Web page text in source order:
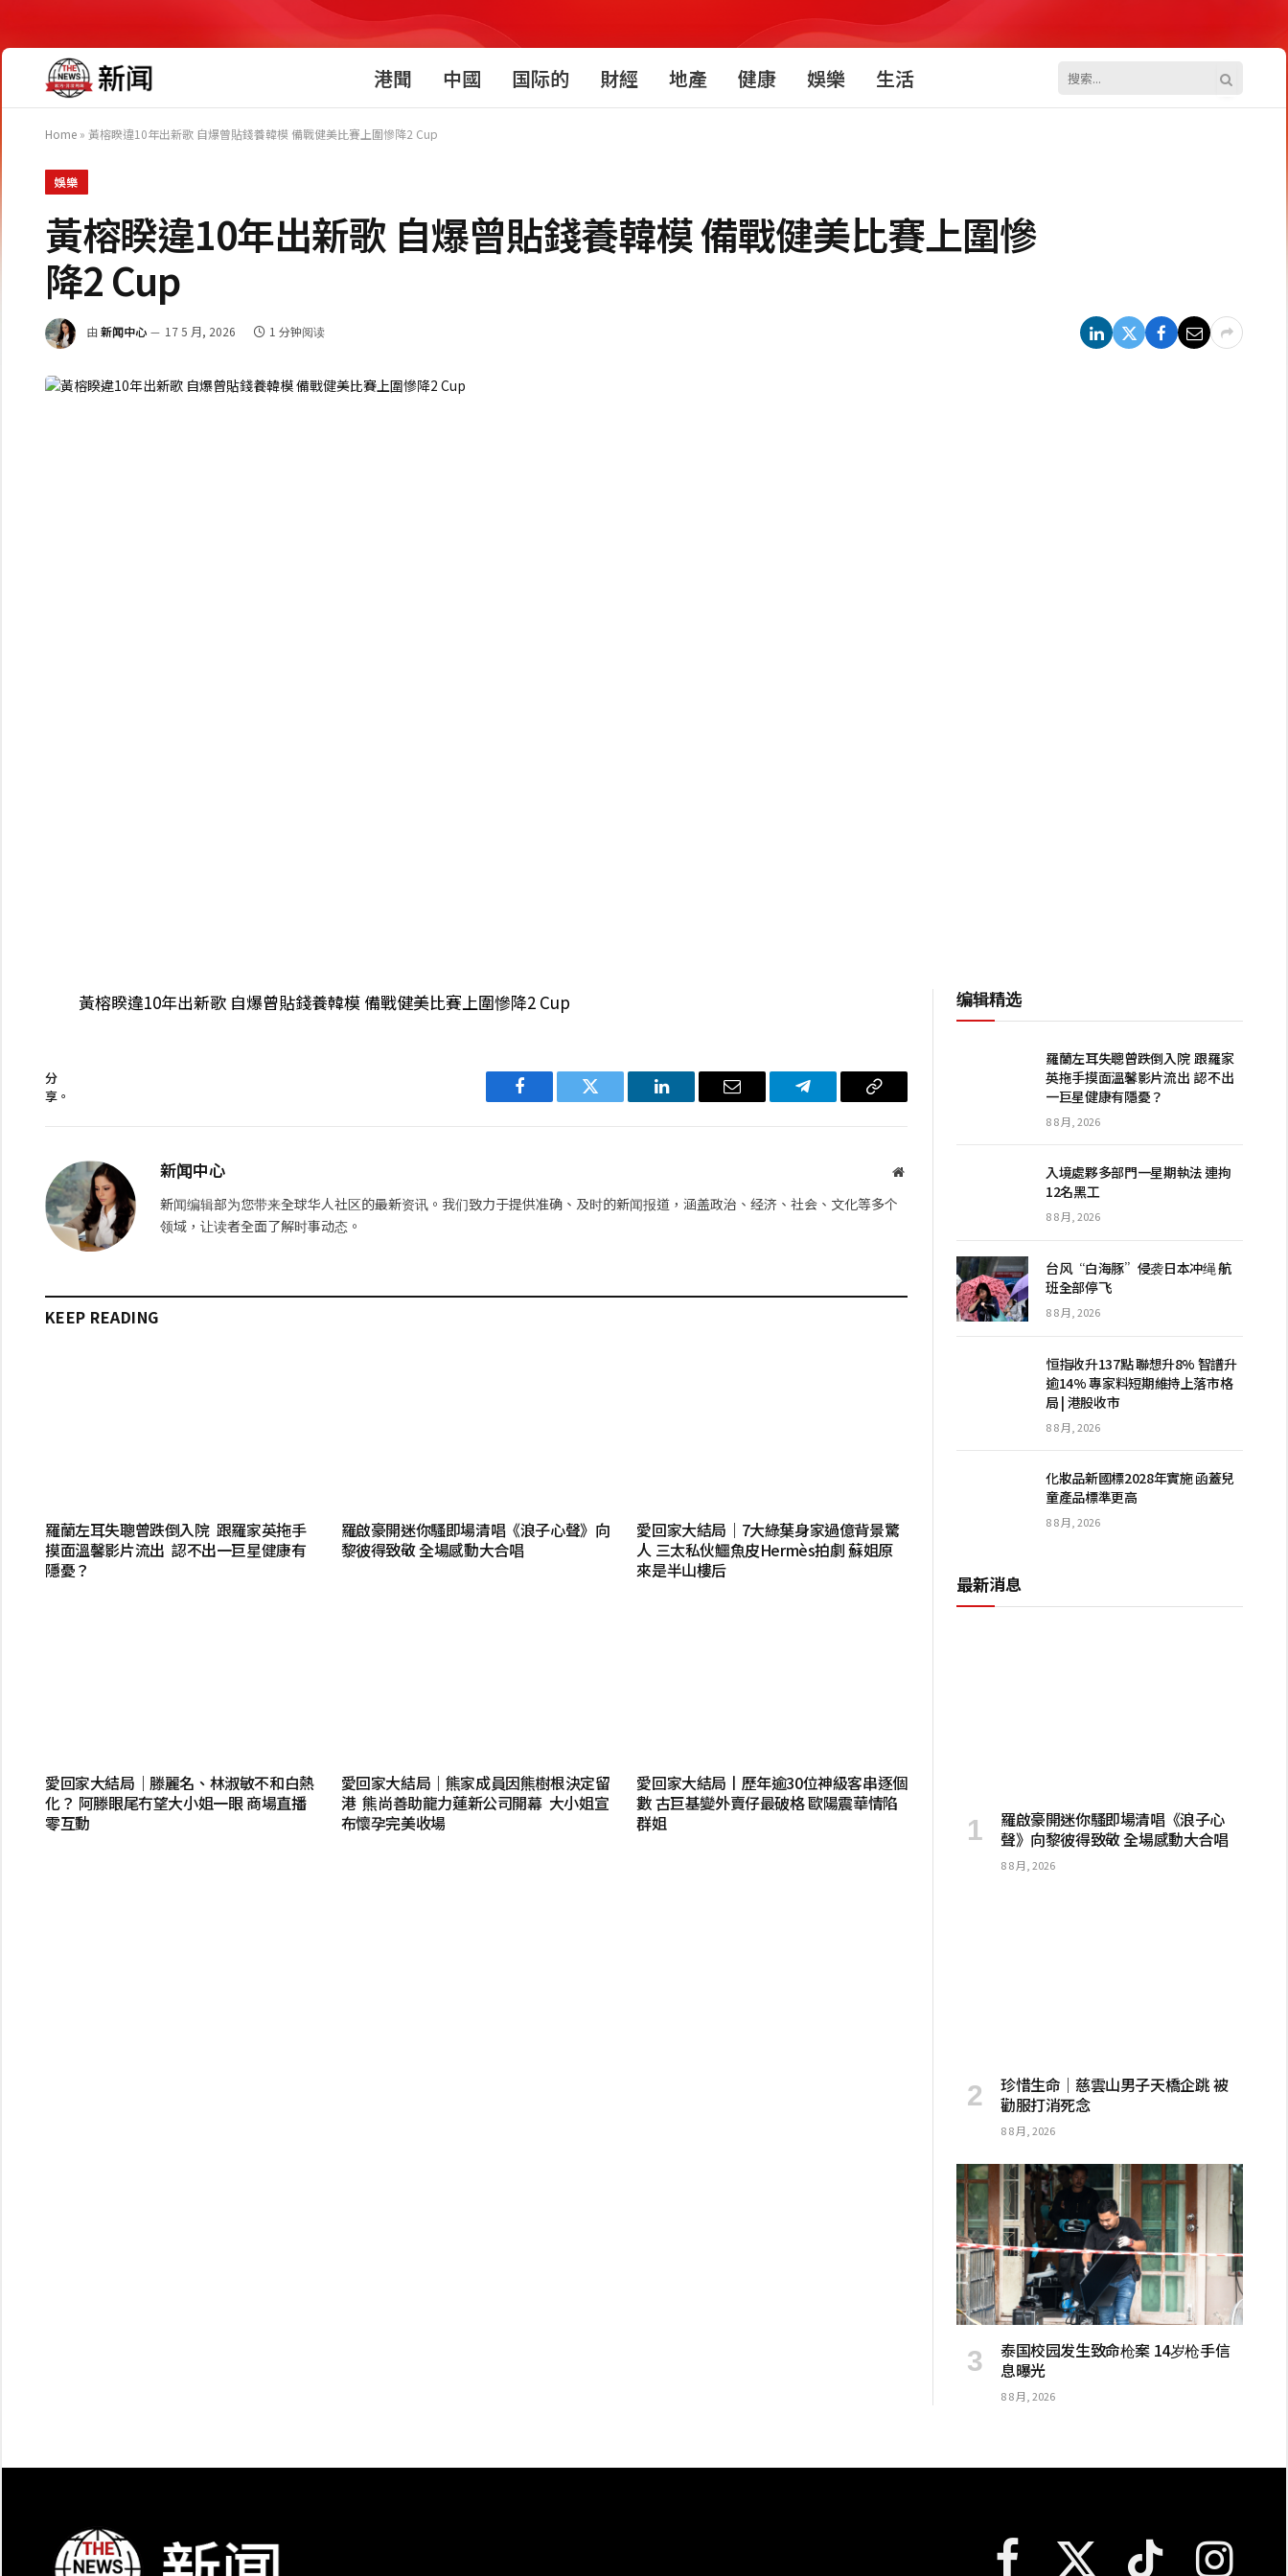
港聞 中國 国际的 財經 地產 健康 娛樂 生活
Home » 黃榕睽違10年出新歌 自爆曾貼錢養韓模 備戰健美比賽上圍慘降2 Cup
娛樂
黃榕睽違10年出新歌 自爆曾貼錢養韓模 備戰健美比賽上圍慘
降2 Cup
由 新闻中心 17 5 月, 2026 1 分钟阅读
黃榕睽違10年出新歌 自爆曾貼錢養韓模 備戰健美比賽上圍慘降2 Cup
分
享。
Facebook Twitter LinkedIn 电
Telegram 复
新闻中心
网
新闻编辑部为您带来全球华人社区的最新资讯。我们致力于提供准确、及时的新闻报道，涵盖政治、经济、社会、文化等多个
领域，让读者全面了解时事动态。
KEEP READING
羅蘭左耳失聰曾跌倒入院 跟羅家英拖手
摸面溫馨影片流出 認不出一巨星健康有
隱憂？
羅啟豪開迷你騷即場清唱《浪子心聲》向
黎彼得致敬 全場感動大合唱
愛回家大結局｜7大綠葉身家過億背景驚
人 三太私伙鱷魚皮Hermès拍劇 蘇姐原
來是半山樓后
愛回家大結局｜滕麗名、林淑敏不和白熱
化？ 阿滕眼尾冇望大小姐一眼 商場直播
零互動
愛回家大結局｜熊家成員因熊樹根決定留
港 熊尚善助龍力蓮新公司開幕 大小姐宣
布懷孕完美收場
愛回家大結局丨歷年逾30位神級客串逐個
數 古巨基變外賣仔最破格 歐陽震華情陷
群姐
编辑精选
羅蘭左耳失聰曾跌倒入院 跟羅家
英拖手摸面溫馨影片流出 認不出
一巨星健康有隱憂？
8 8 月, 2026
入境處夥多部門一星期執法 連拘
12名黑工
8 8 月, 2026
台风“白海豚”侵袭日本冲绳 航
班全部停飞
8 8 月, 2026
恒指收升137點 聯想升8% 智譜升
逾14% 專家料短期維持上落市格
局 | 港股收市
8 8 月, 2026
化妝品新國標2028年實施 函蓋兒
童產品標準更高
8 8 月, 2026
最新消息
羅啟豪開迷你騷即場清唱《浪子心
聲》向黎彼得致敬 全場感動大合唱
8 8 月, 2026
珍惜生命│慈雲山男子天橋企跳 被
勸服打消死念
8 8 月, 2026
泰国校园发生致命枪案 14岁枪手信
息曝光
8 8 月, 2026
Facebook X TikTok Instagram